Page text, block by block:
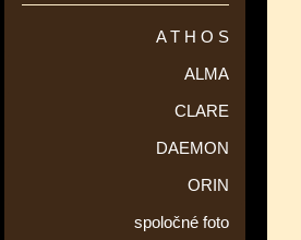
A T H O S
ALMA
CLARE
DAEMON
ORIN
spoločné foto